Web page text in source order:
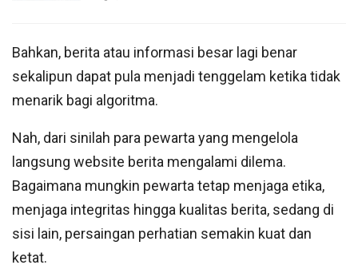
Bahkan, berita atau informasi besar lagi benar
sekalipun dapat pula menjadi tenggelam ketika tidak
menarik bagi algoritma.
Nah, dari sinilah para pewarta yang mengelola
langsung website berita mengalami dilema.
Bagaimana mungkin pewarta tetap menjaga etika,
menjaga integritas hingga kualitas berita, sedang di
sisi lain, persaingan perhatian semakin kuat dan
ketat.